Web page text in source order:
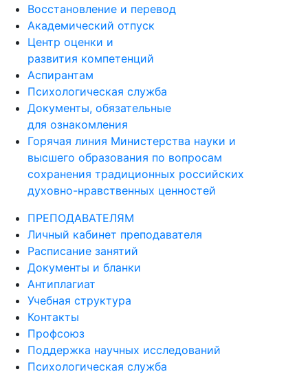
Восстановление и перевод
Академический отпуск
Центр оценки и
развития компетенций
Аспирантам
Психологическая служба
Документы, обязательные
для ознакомления
Горячая линия Министерства науки и
высшего образования по вопросам
сохранения традиционных российских
духовно-нравственных ценностей
ПРЕПОДАВАТЕЛЯМ
Личный кабинет преподавателя
Расписание занятий
Документы и бланки
Антиплагиат
Учебная структура
Контакты
Профсоюз
Поддержка научных исследований
Психологическая служба